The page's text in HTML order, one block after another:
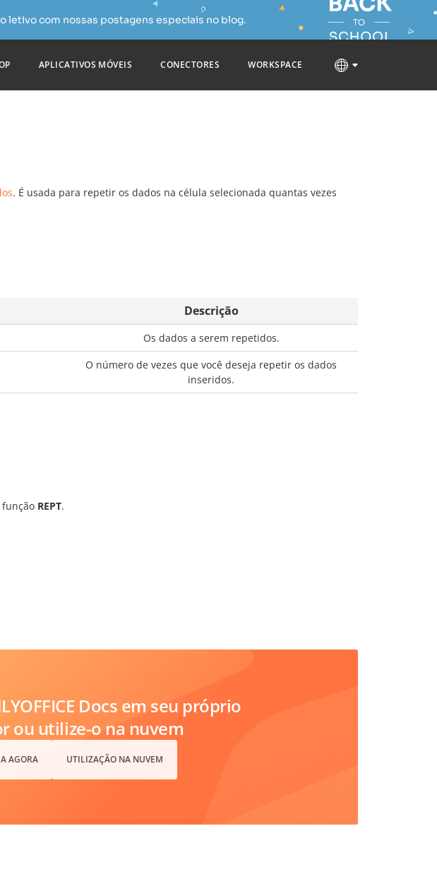
letivo com nossas postagens especiais no blog.
APLICATIVOS MÓVEIS CONECTORES WORKSPACE
. É usada para repetir os dados na célula selecionada quantas vezes
Descrição
Os dados a serem repetidos.
O número de vezes que você deseja repetir os dados
inseridos.
REPT.
Docs em seu próprio
ou utilize-o na nuvem
AGORA UTILIZAÇÃO NA NUVEM